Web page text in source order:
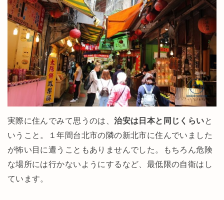
実際に住んでみて思うのは、治安は日本と同じくらいと
いうこと。１年間台北市の隣の新北市に住んでいました
が怖い目に遭うこともありませんでした。もちろん危険
な場所には行かないようにするなど、最低限の自衛はし
ています。